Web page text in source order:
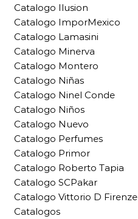
Catalogo Ilusion
Catalogo ImporMexico
Catalogo Lamasini
Catalogo Minerva
Catalogo Montero
Catalogo Niñas
Catalogo Ninel Conde
Catalogo Niños
Catalogo Nuevo
Catalogo Perfumes
Catalogo Primor
Catalogo Roberto Tapia
Catalogo SCPakar
Catalogo Vittorio D Firenze
Catalogos